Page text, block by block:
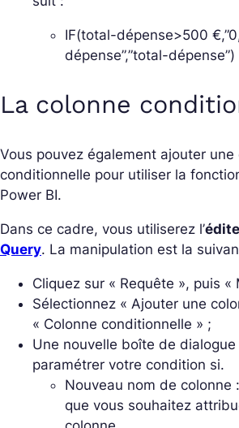
IF(total-dépense>500
dépense”,”total-dépense”)
La colonne
Vous pouvez également ajouter une
conditionnelle pour utiliser la
Power BI.
Dans ce cadre, vous utiliserez l’
Query. La manipulation est la
Cliquez sur « Requête », puis «
Sélectionnez « Ajouter une
« Colonne conditionnelle » ;
Une nouvelle boîte de
paramétrer votre condition si.
Nouveau nom de colonne
que vous souhaitez